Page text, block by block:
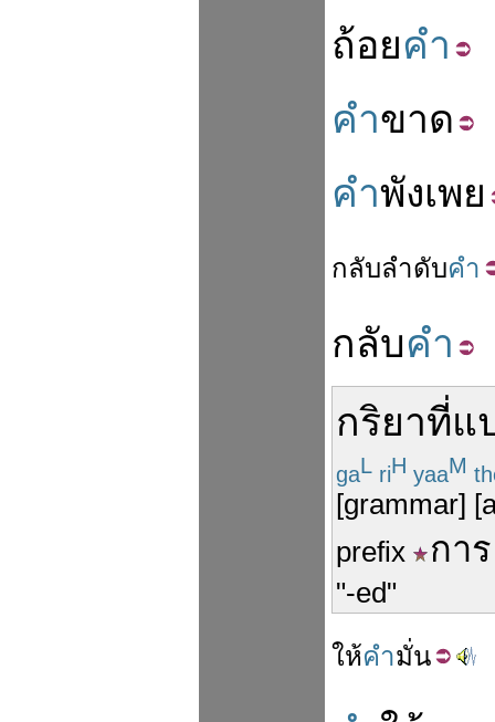
ถ้อยคำ
คำขาด
คำพังเพย
กลับลำดับคำ
กลับคำ
กริยาที่แ
gaL riH yaaM
[grammar]
prefix
การ
"-ed"
ให้คำมั่น